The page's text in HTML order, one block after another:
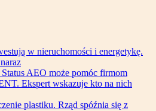
w nieruchomości i energetykę.
Status AEO może pomóc firmom
Ekspert wskazuje kto na nich
plastiku. Rząd spóźnia się z